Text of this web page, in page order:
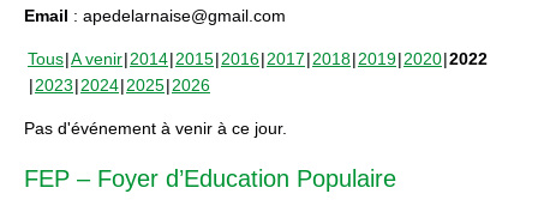
Email : apedelarnaise@gmail.com
Tous A venir 2014 2015 2016 2017 2018 2019 2020 2022
2023 2024 2025 2026
Pas d'événement à venir à ce jour.
FEP – Foyer d’Education Populaire